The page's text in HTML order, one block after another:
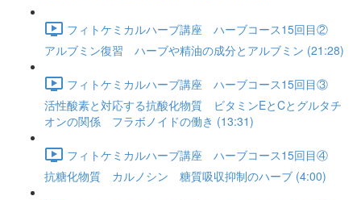
フィトケミカルハーブ講座 ハーブコース15回目②
アルブミン復習 ハーブや精油の成分とアルブミン (21:28)
フィトケミカルハーブ講座 ハーブコース15回目③
活性酸素と対応する抗酸化物質 ビタミンEとCとグルタチ
オンの関係 フラボノイドの働き (13:31)
フィトケミカルハーブ講座 ハーブコース15回目④
抗糖化物質 カルノシン 糖質吸収抑制のハーブ (4:00)